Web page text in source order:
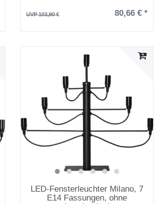
UVP 103,90 € 80,66 € *
LED-Fensterleuchter Milano, 7
E14 Fassungen, ohne